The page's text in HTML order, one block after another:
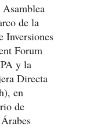
de la
Inversiones
Forum
y la
Directa
en
de